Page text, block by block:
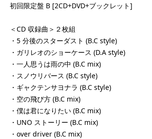
初回限定盤 B [2CD+DVD+ブックレット]
＜CD 収録曲＞２枚組
・5 分後のスターダスト (B.C style)
・ガリレオのショーケース (D.A style)
・一人思うは雨の中 (B.C mix)
・スノウリバース (B.C style)
・ギャクテンサヨナラ (B.C style)
・空の飛び方 (B.C mix)
・僕は君になりたい (B.C mix)
・UNO ストーリー (B.C mix)
・over driver (B.C mix)